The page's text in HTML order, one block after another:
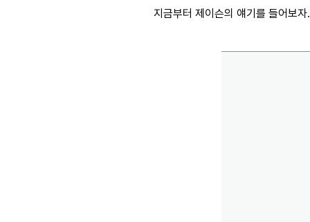
지금부터 제이슨의 얘기를 들어보자.